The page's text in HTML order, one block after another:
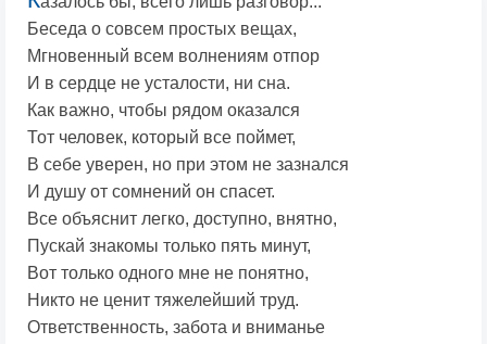
Беседа о совсем простых вещах,
Мгновенный всем волнениям отпор
И в сердце не усталости, ни сна.
Как важно, чтобы рядом оказался
Тот человек, который все поймет,
В себе уверен, но при этом не зазнался
И душу от сомнений он спасет.
Все объяснит легко, доступно, внятно,
Пускай знакомы только пять минут,
Вот только одного мне не понятно,
Никто не ценит тяжелейший труд.
Ответственность, забота и вниманье